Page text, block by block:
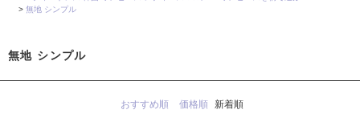
> 無地 シンプル
無地 シンプル
おすすめ順 価格順 新着順